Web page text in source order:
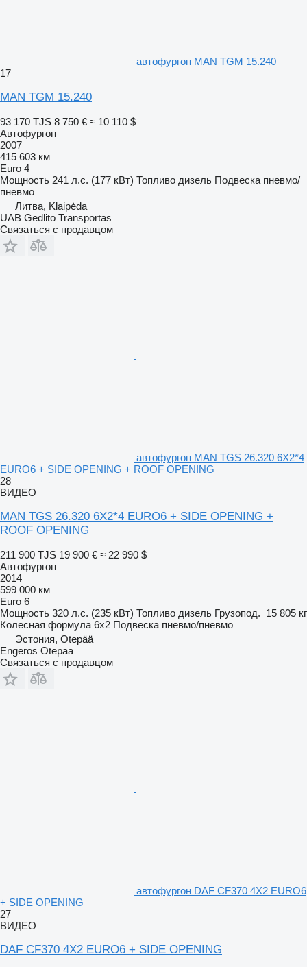
автофургон MAN TGM 15.240
17
MAN TGM 15.240
93 170 TJS 8 750 € ≈ 10 110 $
Автофургон
2007
415 603 км
Euro 4
Мощность 241 л.с. (177 кВт) Топливо дизель Подвеска пневмо/
пневмо
Литва, Klaipėda
UAB Gedlito Transportas
Связаться с продавцом
автофургон MAN TGS 26.320 6X2*4
EURO6 + SIDE OPENING + ROOF OPENING
28
ВИДЕО
MAN TGS 26.320 6X2*4 EURO6 + SIDE OPENING +
ROOF OPENING
211 900 TJS 19 900 € ≈ 22 990 $
Автофургон
2014
599 000 км
Euro 6
Мощность 320 л.с. (235 кВт) Топливо дизель Грузопод. 15 805 кг
Колесная формула 6x2 Подвеска пневмо/пневмо
Эстония, Otepää
Engeros Otepaa
Связаться с продавцом
автофургон DAF CF370 4X2 EURO6
+ SIDE OPENING
27
ВИДЕО
DAF CF370 4X2 EURO6 + SIDE OPENING